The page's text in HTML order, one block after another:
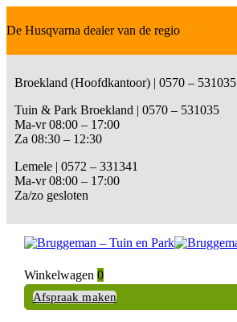
De Husqvarna dealer van de regio
Broekland (Hoofdkantoor) | 0570 – 531035
Tuin & Park Broekland | 0570 – 531035
Ma-vr 08:00 – 17:00
Za 08:30 – 12:30
Lemele | 0572 – 331341
Ma-vr 08:00 – 17:00
Za/zo gesloten
Winkelwagen 0
Afspraak maken